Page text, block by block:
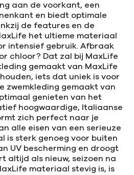
aan de voorkant, een
en biedt optimale
de features en de
het ultieme materiaal
intensief gebruik. Afbraak
chloor? Dat zal bij MaxLife
gemaakt van MaxLife
iets dat uniek is voor
zwemkleding gemaakt van
genieten van het
hoogwaardige, Italiaanse
zich perfect naar je
alle eisen van een serieuze
is sterk genoeg voor buiten
UV bescherming en droogt
altijd als nieuw, seizoen na
materiaal stevig is, is